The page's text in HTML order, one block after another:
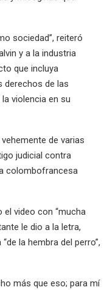
sociedad”, reiteró
y a la industria
que incluya
derechos de las
violencia en su
de varias
judicial contra
colombofrancesa
el video con “mucha
le dio a la letra,
la hembra del perro”,
más que eso; para mí